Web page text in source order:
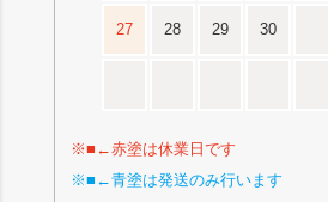
27 28 29 30
※■←赤塗は休業日です
※■←青塗は発送のみ行います